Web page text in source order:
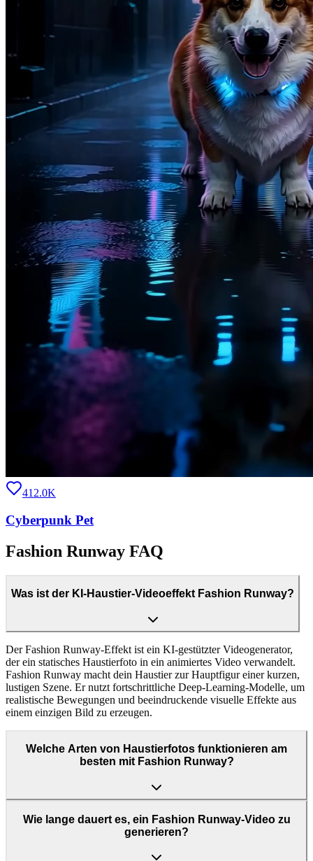
412.0K
Cyberpunk Pet
Fashion Runway FAQ
Was ist der KI-Haustier-Videoeffekt Fashion Runway?
Der Fashion Runway-Effekt ist ein KI-gestützter Videogenerator,
der ein statisches Haustierfoto in ein animiertes Video verwandelt.
Fashion Runway macht dein Haustier zur Hauptfigur einer kurzen,
lustigen Szene. Er nutzt fortschrittliche Deep-Learning-Modelle, um
realistische Bewegungen und beeindruckende visuelle Effekte aus
einem einzigen Bild zu erzeugen.
Welche Arten von Haustierfotos funktionieren am
besten mit Fashion Runway?
Wie lange dauert es, ein Fashion Runway-Video zu
generieren?